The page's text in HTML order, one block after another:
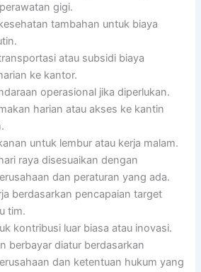
gigi.
tambahan untuk biaya
atau subsidi biaya
ke kantor.
operasional jika diperlukan.
harian atau akses ke kantin
untuk lembur atau kerja malam.
raya disesuaikan dengan
dan peraturan yang ada.
berdasarkan pencapaian target
tim.
kontribusi luar biasa atau inovasi.
berbayar diatur berdasarkan
dan ketentuan hukum yang